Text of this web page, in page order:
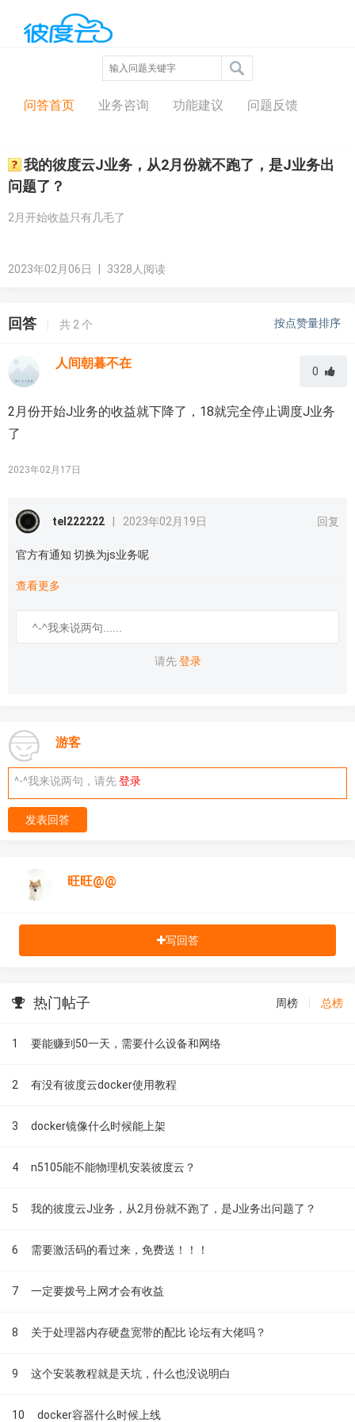
问答中心
问答首页 业务咨询 功能建议 问题反馈
我的彼度云J业务，从2月份就不跑了，是J业务出
问题了？
2月开始收益只有几毛了
2023年02月06日 3328人阅读
回答 | 共 2 个 按点赞量排序
人间朝暮不在
0
2月份开始J业务的收益就下降了，18就完全停止调度J业务
了
2023年02月17日
tel222222 | 2023年02月19日 回复
官方有通知 切换为js业务呢
查看更多
请先登录
游客
^-^我来说两句，请先登录
发表回答
旺旺@@
写回答
热门帖子 周榜 总榜
1 要能赚到50一天，需要什么设备和网络
2 有没有彼度云docker使用教程
3 docker镜像什么时候能上架
4 n5105能不能物理机安装彼度云？
5 我的彼度云J业务，从2月份就不跑了，是J业务出问题了？
6 需要激活码的看过来，免费送！！！
7 一定要拨号上网才会有收益
8 关于处理器内存硬盘宽带的配比 论坛有大佬吗？
9 这个安装教程就是天坑，什么也没说明白
10 docker容器什么时候上线